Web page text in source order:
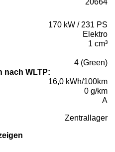
20664
170 kW / 231 PS
Elektro
1 cm³
4 (Green)
nach WLTP:
16,0 kWh/100km
0 g/km
A
Zentrallager